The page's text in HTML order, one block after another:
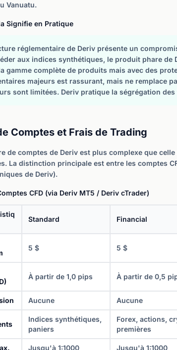
Vanuatu.
Signifie en Pratique
réglementaire de Deriv présente un
aux indices synthétiques, le produit phare
gamme complète de produits mais avec des
majeurs est rassurant, mais ne remplace
sont limitées. Deriv pratique la ségrégation
Comptes et Frais de Trading
de comptes de Deriv est plus complexe que
La distinction principale est entre les comptes
de Deriv).
CFD (via Deriv MT5 / Deriv cTrader)
Standard Financial
5 $ 5 $
À partir de 1,0 pips À partir de 0,5
Aucune Aucune
Indices synthétiques,
paniers
Forex, actions,
premières
Jusqu'à 1:1000 Jusqu'à 1:1000